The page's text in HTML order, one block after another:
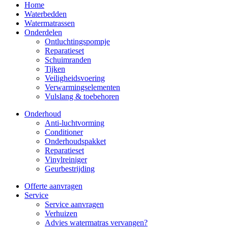
Home
Waterbedden
Watermatrassen
Onderdelen
Ontluchtingspompje
Reparatieset
Schuimranden
Tijken
Veiligheidsvoering
Verwarmingselementen
Vulslang & toebehoren
Onderhoud
Anti-luchtvorming
Conditioner
Onderhoudspakket
Reparatieset
Vinylreiniger
Geurbestrijding
Offerte aanvragen
Service
Service aanvragen
Verhuizen
Advies watermatras vervangen?